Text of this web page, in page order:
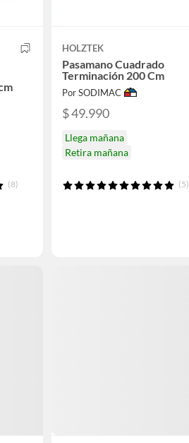
(8)
HOLZTEK
Pasamano Cuadrado
Terminación 200 Cm
Por SODIMAC
$ 49.990
Llega mañana
Retira mañana
(5)